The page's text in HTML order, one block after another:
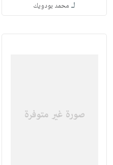
لـ محمد بودويك